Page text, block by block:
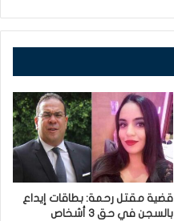
قضية مقتل رحمة: بطاقات إيداع
بالسجن في حق 3 أشخاص